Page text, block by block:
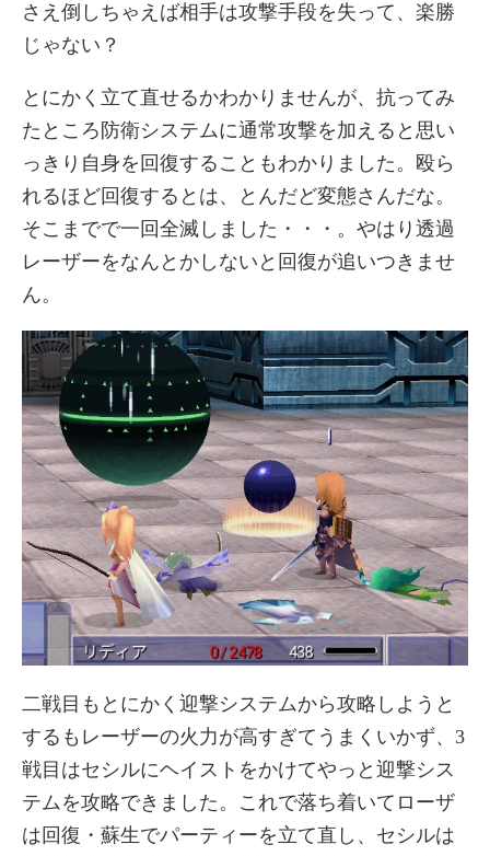
さえ倒しちゃえば相手は攻撃手段を失って、楽勝
じゃない？
とにかく立て直せるかわかりませんが、抗ってみ
たところ防衛システムに通常攻撃を加えると思い
っきり自身を回復することもわかりました。殴ら
れるほど回復するとは、とんだど変態さんだな。
そこまでで一回全滅しました・・・。やはり透過
レーザーをなんとかしないと回復が追いつきませ
ん。
二戦目もとにかく迎撃システムから攻略しようと
するもレーザーの火力が高すぎてうまくいかず、3
戦目はセシルにヘイストをかけてやっと迎撃シス
テムを攻略できました。これで落ち着いてローザ
は回復・蘇生でパーティーを立て直し、セシルは